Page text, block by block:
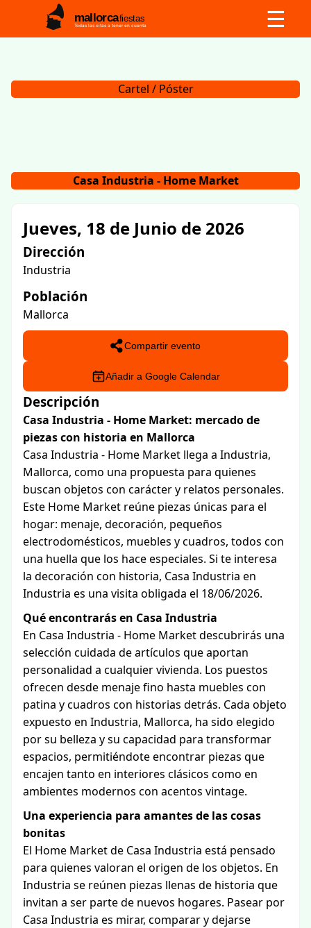
mallorcafiestas
Todas las citas a tener en cuenta ☰
Cartel / Póster
Casa Industria - Home Market
Jueves, 18 de Junio de 2026
Dirección
Industria
Población
Mallorca
Compartir evento
Añadir a Google Calendar
Descripción
Casa Industria - Home Market: mercado de
piezas con historia en Mallorca
Casa Industria - Home Market llega a Industria,
Mallorca, como una propuesta para quienes
buscan objetos con carácter y relatos personales.
Este Home Market reúne piezas únicas para el
hogar: menaje, decoración, pequeños
electrodomésticos, muebles y cuadros, todos con
una huella que los hace especiales. Si te interesa
la decoración con historia, Casa Industria en
Industria es una visita obligada el 18/06/2026.
Qué encontrarás en Casa Industria
En Casa Industria - Home Market descubrirás una
selección cuidada de artículos que aportan
personalidad a cualquier vivienda. Los puestos
ofrecen desde menaje fino hasta muebles con
patina y cuadros con historias detrás. Cada objeto
expuesto en Industria, Mallorca, ha sido elegido
por su belleza y su capacidad para transformar
espacios, permitiéndote encontrar piezas que
encajen tanto en interiores clásicos como en
ambientes modernos con acentos vintage.
Una experiencia para amantes de las cosas
bonitas
El Home Market de Casa Industria está pensado
para quienes valoran el origen de los objetos. En
Industria se reúnen piezas llenas de historia que
invitan a ser parte de nuevos hogares. Pasear por
Casa Industria es mirar, comparar y dejarse